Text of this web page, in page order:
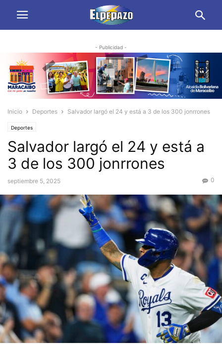
- Publicidad -
Inicio Deportes Salvador largó el 24 y está a 3 de los 300 jonrrones
Deportes
Salvador largó el 24 y está a
3 de los 300 jonrrones
septiembre 5, 2025 0